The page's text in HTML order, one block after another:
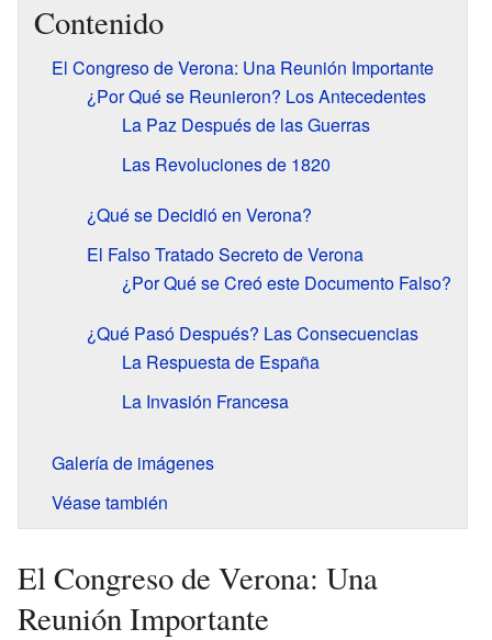
Contenido
El Congreso de Verona: Una Reunión Importante
¿Por Qué se Reunieron? Los Antecedentes
La Paz Después de las Guerras
Las Revoluciones de 1820
¿Qué se Decidió en Verona?
El Falso Tratado Secreto de Verona
¿Por Qué se Creó este Documento Falso?
¿Qué Pasó Después? Las Consecuencias
La Respuesta de España
La Invasión Francesa
Galería de imágenes
Véase también
El Congreso de Verona: Una
Reunión Importante